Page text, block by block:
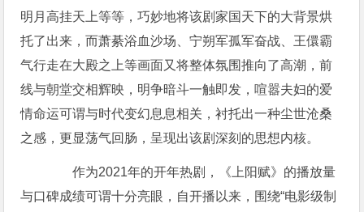
明月高挂天上等等，巧妙地将该剧家国天下的大背景烘
托了出来，而萧綦浴血沙场、宁朔军孤军奋战、王儇霸
气行走在大殿之上等画面又将整体氛围推向了高潮，前
线与朝堂交相辉映，明争暗斗一触即发，喧嚣夫妇的爱
情命运可谓与时代变幻息息相关，衬托出一种尘世沧桑
之感，更显荡气回肠，呈现出该剧深刻的思想内核。
作为2021年的开年热剧，《上阳赋》的播放量
与口碑成绩可谓十分亮眼，自开播以来，围绕“电影级制